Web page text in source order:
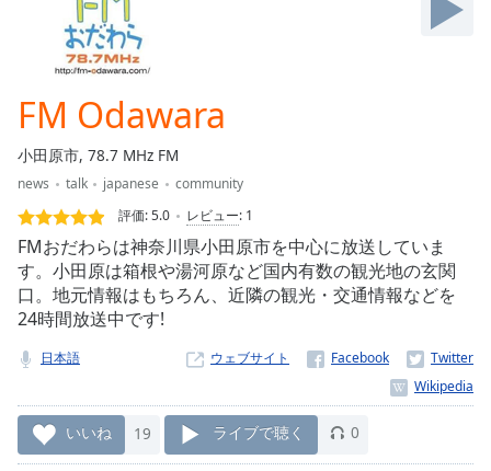
Current
Loaded:
0.00%
Stream
Type LIVE
Seek to
live,
currently
behind
liveLIVE
Remaining
Time
1x
FM Odawara
小田原市, 78.7 MHz FM
news talk japanese
community
評価:5.0 レビュー: 1
FMおだわらは神奈川県小田原市を中心に放送していま
す。小田原は箱根や湯河原など国内有数の観光地の玄関
口。地元情報はもちろん、近隣の観光・交通情報などを
24時間放送中です!
日本語 ウェブサイト
いいね 19 ライブで聴く 0